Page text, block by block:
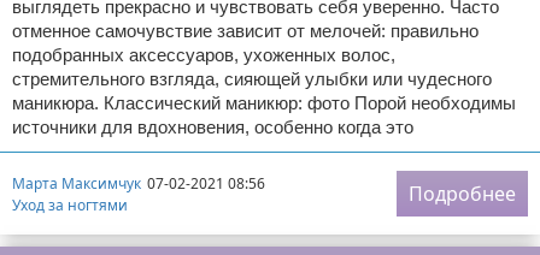
выглядеть прекрасно и чувствовать себя уверенно. Часто
отменное самочувствие зависит от мелочей: правильно
подобранных аксессуаров, ухоженных волос,
стремительного взгляда, сияющей улыбки или чудесного
маникюра. Классический маникюр: фото Порой необходимы
источники для вдохновения, особенно когда это
Марта Максимчук 07-02-2021 08:56
Уход за ногтями
Подробнее